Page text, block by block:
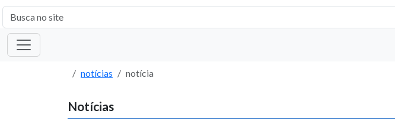
notícias notícia
Notícias